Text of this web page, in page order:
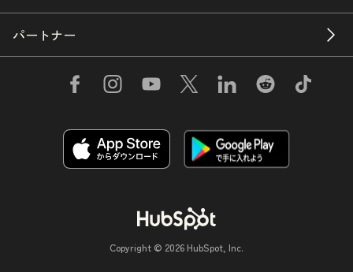
パートナー
Copyright © 2026 HubSpot, Inc.